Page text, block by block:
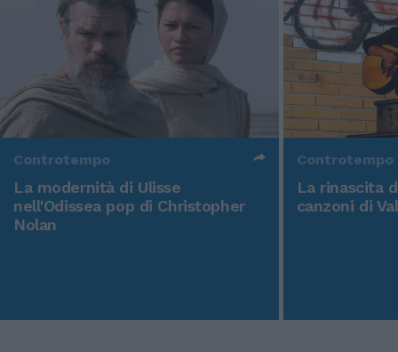
Controtempo
La modernità di Ulisse
nell'Odissea pop di Christopher
Nolan
Controtempo
La rinascita
canzoni di